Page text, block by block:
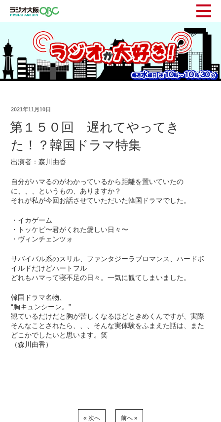
2021年11月10日
第１５０回 遅れてやってき
た！？韓国ドラマ特集
出演者：森川由香
自分がハマるのがわかっているから距離を置いていたの
に、、、というもの、ありますか？
それが私が今回お話させていただいた韓国ドラマでした。
・イカゲーム
・トッケビ〜君がくれた愛しい日々〜
・ヴィンチェンツォ
サバイバル系のスリル、ファンタジーラブロマンス、ハードボ
イルドだけどハートフル
どれもハマって寝不足の日々。一気に観てしまいました。
韓国ドラマ名物、
“胸キュンシーン。”
観ているだけだと胸が苦しくなるほどときめくんですが、実際
そんなことされたら、、、そんな実体験をふまえた話は、また
どこかでしたいと思います。笑
（森川由香）
« 次へ 前へ »